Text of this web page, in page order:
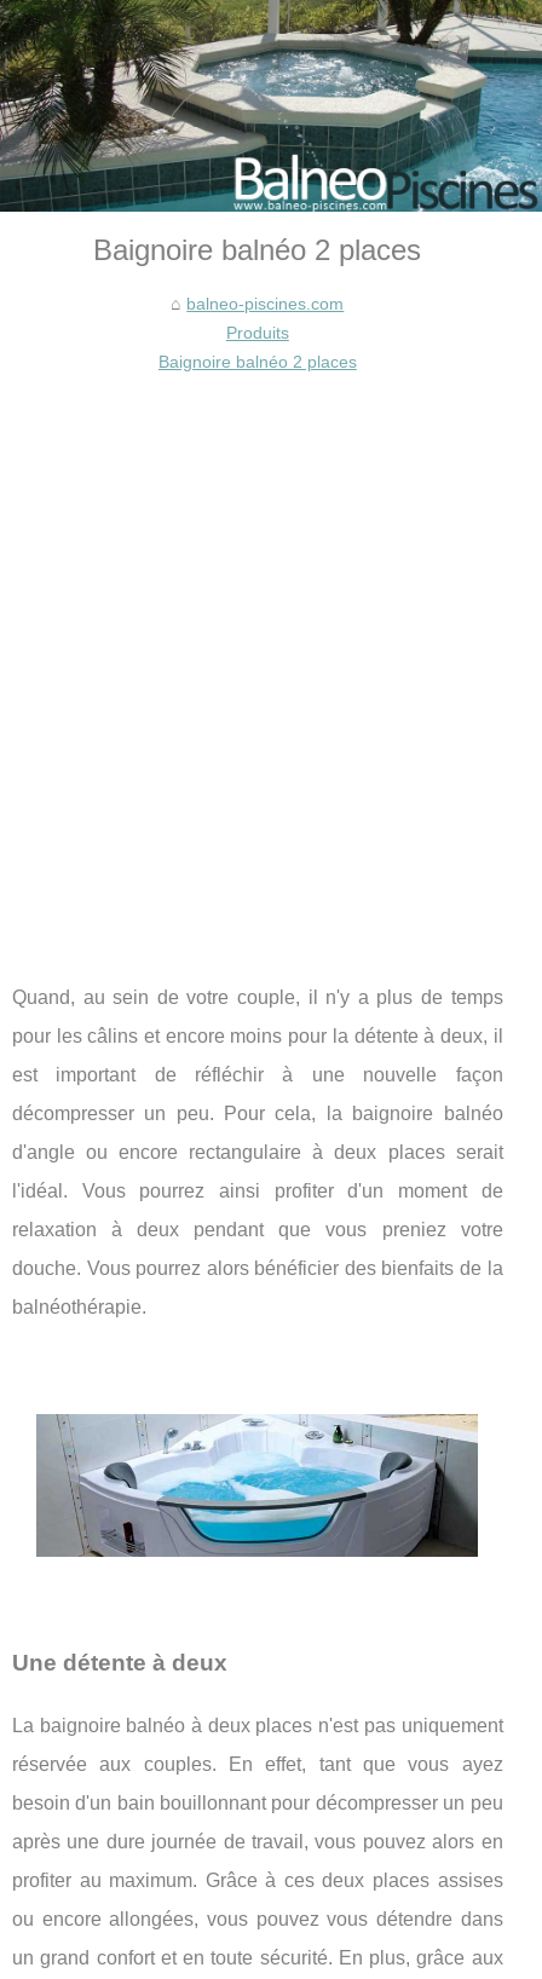
Baignoire balnéo 2 places
balneo-piscines.com
Produits
Baignoire balnéo 2 places
Quand, au sein de votre couple, il n'y a plus de temps
pour les câlins et encore moins pour la détente à deux, il
est important de réfléchir à une nouvelle façon
décompresser un peu. Pour cela, la baignoire balnéo
d'angle ou encore rectangulaire à deux places serait
l'idéal. Vous pourrez ainsi profiter d'un moment de
relaxation à deux pendant que vous preniez votre
douche. Vous pourrez alors bénéficier des bienfaits de la
balnéothérapie.
Une détente à deux
La baignoire balnéo à deux places n'est pas uniquement
réservée aux couples. En effet, tant que vous ayez
besoin d'un bain bouillonnant pour décompresser un peu
après une dure journée de travail, vous pouvez alors en
profiter au maximum. Grâce à ces deux places assises
ou encore allongées, vous pouvez vous détendre dans
un grand confort et en toute sécurité. En plus, grâce aux